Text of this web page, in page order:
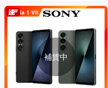
補貨中